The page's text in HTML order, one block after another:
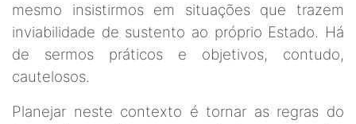
mesmo insistirmos em situações que trazem
inviabilidade de sustento ao próprio Estado. Há
de sermos práticos e objetivos, contudo,
cautelosos.
Planejar neste contexto é tornar as regras do